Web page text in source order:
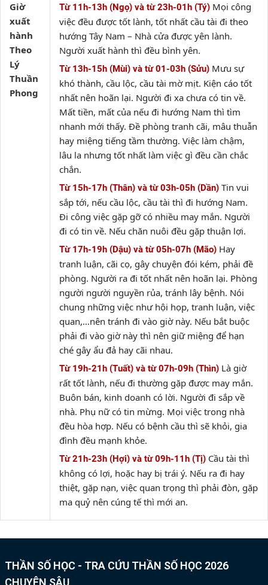
Giờ
xuất
hành
Theo
Lý
Thuần
Phong
Từ 11h-13h (Ngọ) và từ 23h-01h (Tý) Mọi công
việc đều được tốt lành, tốt nhất cầu tài đi theo
hướng Tây Nam – Nhà cửa được yên lành.
Người xuất hành thì đều bình yên.
Từ 13h-15h (Mùi) và từ 01-03h (Sửu) Mưu sự
khó thành, cầu lộc, cầu tài mờ mịt. Kiện cáo tốt
nhất nên hoãn lại. Người đi xa chưa có tin về.
Mất tiền, mất của nếu đi hướng Nam thì tìm
nhanh mới thấy. Đề phòng tranh cãi, mâu thuẫn
hay miệng tiếng tầm thường. Việc làm chậm,
lâu la nhưng tốt nhất làm việc gì đều cần chắc
chắn.
Từ 15h-17h (Thân) và từ 03h-05h (Dần) Tin vui
sắp tới, nếu cầu lộc, cầu tài thì đi hướng Nam.
Đi công việc gặp gỡ có nhiều may mắn. Người
đi có tin về. Nếu chăn nuôi đều gặp thuận lợi.
Từ 17h-19h (Dậu) và từ 05h-07h (Mão) Hay
tranh luận, cãi cọ, gây chuyện đói kém, phải đề
phòng. Người ra đi tốt nhất nên hoãn lại. Phòng
người người nguyền rủa, tránh lây bệnh. Nói
chung những việc như hội họp, tranh luận, việc
quan,…nên tránh đi vào giờ này. Nếu bắt buộc
phải đi vào giờ này thì nên giữ miệng để hạn
ché gây ẩu đả hay cãi nhau.
Từ 19h-21h (Tuất) và từ 07h-09h (Thìn) Là giờ
rất tốt lành, nếu đi thường gặp được may mắn.
Buôn bán, kinh doanh có lời. Người đi sắp về
nhà. Phụ nữ có tin mừng. Mọi việc trong nhà
đều hòa hợp. Nếu có bệnh cầu thì sẽ khỏi, gia
đình đều mạnh khỏe.
Từ 21h-23h (Hợi) và từ 09h-11h (Tị) Cầu tài thì
không có lợi, hoặc hay bị trái ý. Nếu ra đi hay
thiệt, gặp nạn, việc quan trọng thì phải đòn, gặp
ma quỷ nên cúng tế thì mới an.
THẦN SỐ HỌC - TRA CỨU THẦN SỐ HỌC 2026
CHUYÊN SÂU